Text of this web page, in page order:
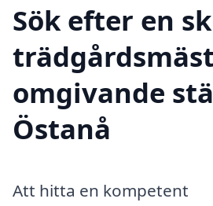
Sök efter en
omgivande
Östanå
Att hitta en kompetent